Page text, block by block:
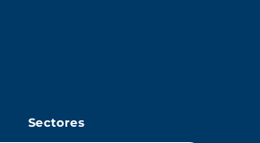
Sectores